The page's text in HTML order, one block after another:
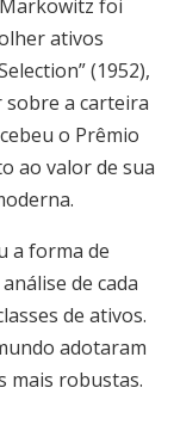
foi
ativos
(1952),
sobre a carteira
o Prêmio
ao valor de sua
a forma de
de cada
de ativos.
adotaram
mais robustas.